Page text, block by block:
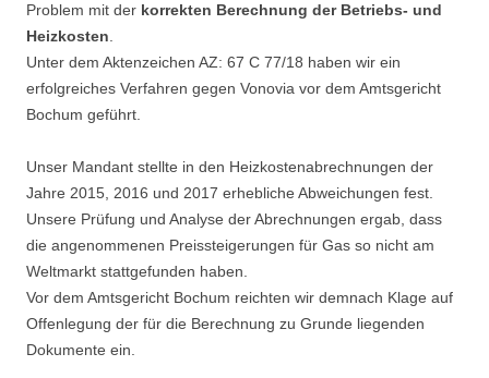
Problem mit der korrekten Berechnung der Betriebs- und
Heizkosten
Unter dem Aktenzeichen AZ: 67 C 77/18 haben wir ein
erfolgreiches Verfahren gegen Vonovia vor dem Amtsgericht
Bochum geführt.
Unser Mandant stellte in den Heizkostenabrechnungen der
Jahre 2015, 2016 und 2017 erhebliche Abweichungen fest.
Unsere Prüfung und Analyse der Abrechnungen ergab, dass
die angenommenen Preissteigerungen für Gas so nicht am
Weltmarkt stattgefunden haben.
Vor dem Amtsgericht Bochum reichten wir demnach Klage auf
Offenlegung der für die Berechnung zu Grunde liegenden
Dokumente ein.